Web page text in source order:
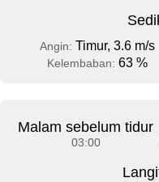
Angin: Timur, 3.6 m/s
Kelembaban: 63 %
Malam sebelum tidur
03:00